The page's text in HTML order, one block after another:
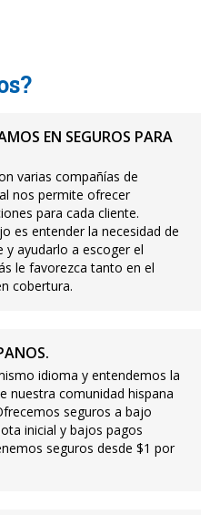
EN SEGUROS PARA
varias compañías de
nos permite ofrecer
para cada cliente.
es entender la necesidad de
y ayudarlo a escoger el
le favorezca tanto en el
cobertura.
idioma y entendemos la
nuestra comunidad hispana
seguros a bajo
inicial y bajos pagos
seguros desde $1 por